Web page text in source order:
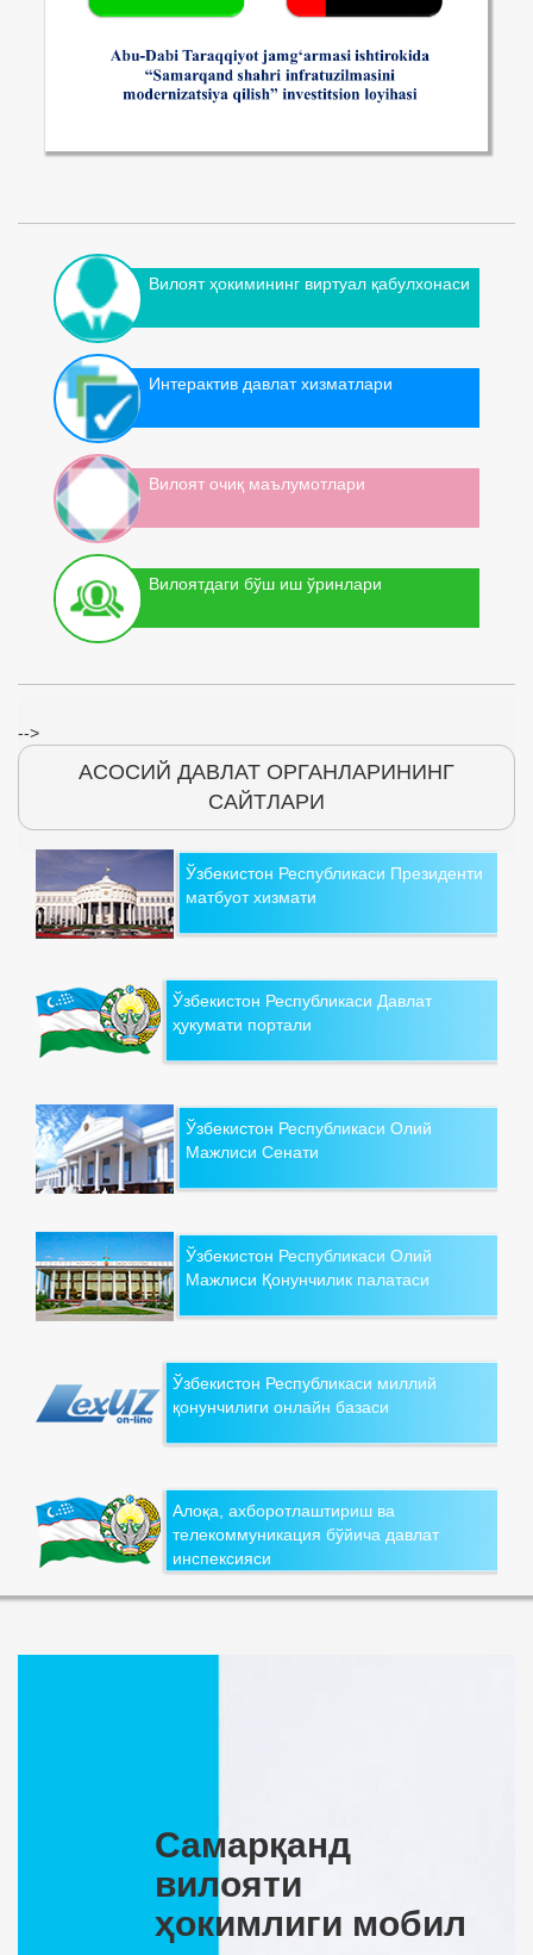
Вилоят ҳокимининг виртуал қабулхонаси
Интерактив давлат хизматлари
Вилоят очиқ маълумотлари
Вилоятдаги бўш иш ўринлари
-->
АСОСИЙ ДАВЛАТ ОРГАНЛАРИНИНГ
САЙТЛАРИ
Ўзбекистон Республикаси Президенти
матбуот хизмати
Ўзбекистон Республикаси Давлат
ҳукумати портали
Ўзбекистон Республикаси Олий
Мажлиси Сенати
Ўзбекистон Республикаси Олий
Мажлиси Қонунчилик палатаси
Ўзбекистон Республикаси миллий
қонунчилиги онлайн базаси
Алоқа, ахборотлаштириш ва
телекоммуникация бўйича давлат
инспексияси
Самарқанд
вилояти
ҳокимлиги мобил